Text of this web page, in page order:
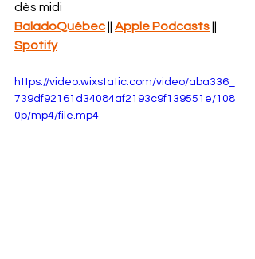
dès midi
BaladoQuébec || Apple Podcasts
Spotify
https://video.wixstatic.com/video/aba336_
739df92161d34084af2193c9f139551e/108
0p/mp4/file.mp4